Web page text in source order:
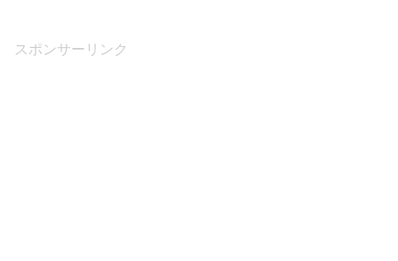
スポンサーリンク